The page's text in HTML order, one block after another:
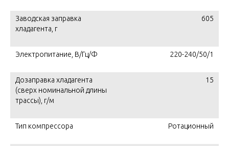
Заводская заправка
хладагента, г
605
Электропитание, В/Гц/Ф 220-240/50/1
Дозаправка хладагента
(сверх номинальной длины
трассы), г/м
15
Тип компрессора Ротационный